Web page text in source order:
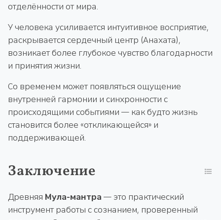
отделённости от мира.
У человека усиливается интуитивное восприятие,
раскрывается сердечный центр (Анахата),
возникает более глубокое чувство благодарности
и принятия жизни.
Со временем может появляться ощущение
внутренней гармонии и синхронности с
происходящими событиями — как будто жизнь
становится более «откликающейся» и
поддерживающей.
Заключение
Древняя Мула-мантра — это практический
инструмент работы с сознанием, проверенный